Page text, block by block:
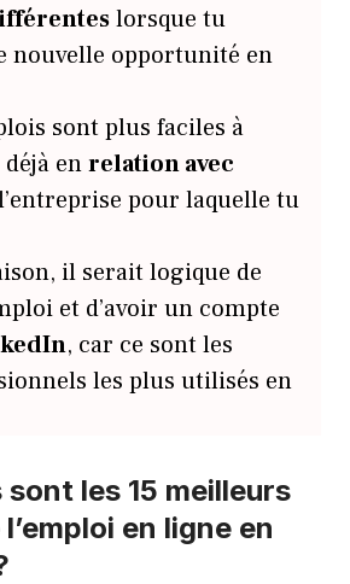
lorsque tu
nouvelle opportunité en
sont plus faciles à
enrelation avec
pour laquelle tu
il serait logique de
et d’avoir un compte
, car ce sont les
les plus utilisés en
les 15 meilleurs
en ligne en